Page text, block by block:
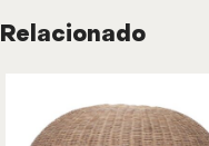
Relacionado